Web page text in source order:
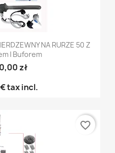
NA RURZE 50 Z
I Buforem
zł
tax incl.
favorite_border